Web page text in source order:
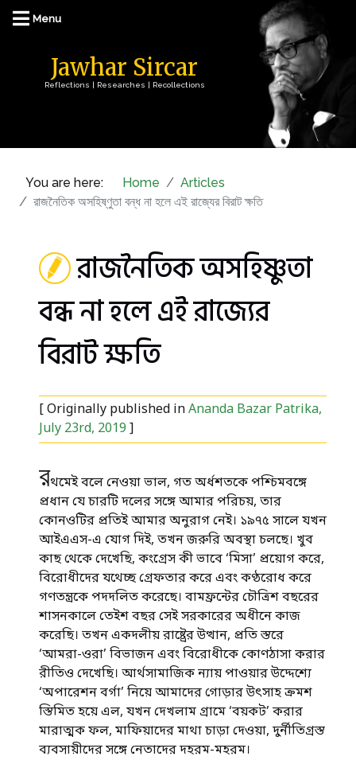
Jawhar Sircar
Reflections | Researches | Recollections
You are here: Home
Articles
রাজনৈতিক অসহিষ্ণুতা বন্ধ না হলে এই রাজ্যের বিরাট ক্ষতি
রাজনৈতিক অসহিষ্ণুতা
বন্ধ না হলে এই রাজ্যের
বিরাট ক্ষতি
[ Originally published inAnanda Bazar Patrika,
July 23rd, 2019 ]
রথমেই বলে নেওয়া ভাল, গত অর্ধশতকে পশ্চিমবঙ্গে
প্রধান যে চারটি দলের সঙ্গে আমার পরিচয়, তার
কোনওটির প্রতিই আমার অনুরাগ নেই। ১৯৭৫ সালে যখন
আইএএস-এ যোগ দিই, তখন জরুরি অবস্থা চলছে। খুব
কাছ থেকে দেখেছি, কংগ্রেস কী ভাবে ‘মিসা’ প্রয়োগ করে,
বিরোধীদের যথেচ্ছ গ্রেফতার করে এবং কণ্ঠরোধ করে
গণতন্ত্রকে পদদলিত করেছে। বামফ্রন্টের চৌত্রিশ বছরের
শাসনকালে তেইশ বছর সেই সরকারের অধীনে কাজ
করেছি। তখন একদলীয় রাষ্ট্রের উত্থান, প্রতি স্তরে
‘আমরা-ওরা’ বিভাজন এবং বিরোধীকে কোণঠাসা করার
রীতিও দেখেছি। আর্থসামাজিক ন্যায় পাওয়ার উদ্দেশ্যে
‘অপারেশন বর্গা’ নিয়ে আমাদের গোড়ার উৎসাহ ক্রমশ
স্তিমিত হয়ে এল, যখন দেখলাম গ্রামে ‘বয়কট’ করার
মারাত্মক ফল, মাফিয়াদের মাথা চাড়া দেওয়া, দুর্নীতিগ্রস্ত
ব্যবসায়ীদের সঙ্গে নেতাদের দহরম-মহরম।